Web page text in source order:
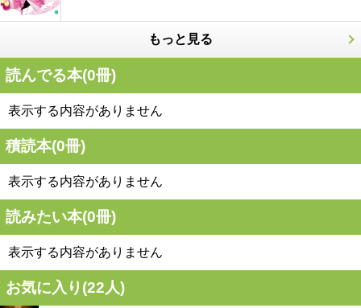
もっと見る
読んでる本(0冊)
表示する内容がありません
積読本(0冊)
表示する内容がありません
読みたい本(0冊)
表示する内容がありません
お気に入り(22人)